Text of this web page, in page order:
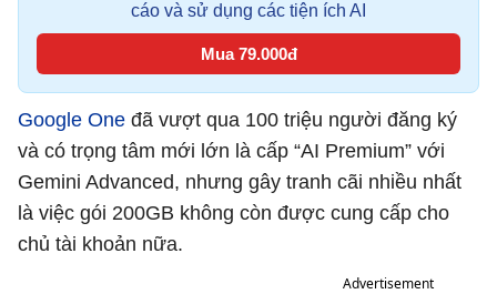
cáo và sử dụng các tiện ích AI
Mua 79.000đ
Google One đã vượt qua 100 triệu người đăng ký
và có trọng tâm mới lớn là cấp “AI Premium” với
Gemini Advanced, nhưng gây tranh cãi nhiều nhất
là việc gói 200GB không còn được cung cấp cho
chủ tài khoản nữa.
Advertisement